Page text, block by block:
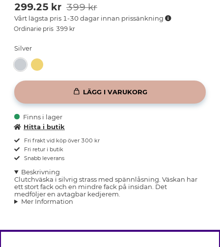
399 kr
299.25 kr 399 kr
Vårt lägsta pris 1-30 dagar innan prissänkning
Silver
LÄGG I VARUKORG
Finns i lager
Hitta i butik
Fri frakt vid köp över 300 kr
Fri retur i butik
Snabb leverans
Beskrivning
Clutchväska i silvrig strass med spännlåsning. Väskan har
ett stort fack och en mindre fack på insidan. Det
medföljer en avtagbar kedjerem.
Mer Information